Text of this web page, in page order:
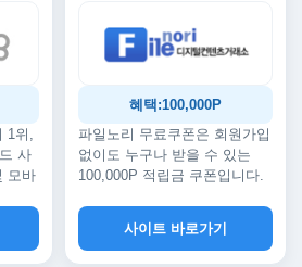
1위,
사
모바
혜택:100,000P
파일노리 무료쿠폰은 회원가입
없이도 누구나 받을 수 있는
100,000P 적립금 쿠폰입니다.
사이트 바로가기